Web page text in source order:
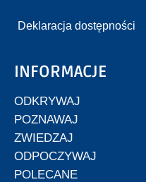
Deklaracja dostępności
INFORMACJE
ODKRYWAJ
POZNAWAJ
ZWIEDZAJ
ODPOCZYWAJ
POLECANE